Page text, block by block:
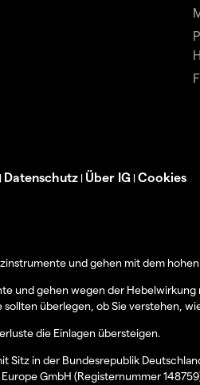
| Datenschutz | Über IG | Cookies
und gehen mit dem
und gehen wegen der
sollten überlegen, ob Sie verstehen,
die Einlagen übersteigen.
Sitz in der Bundesrepublik
GmbH (Registernummer